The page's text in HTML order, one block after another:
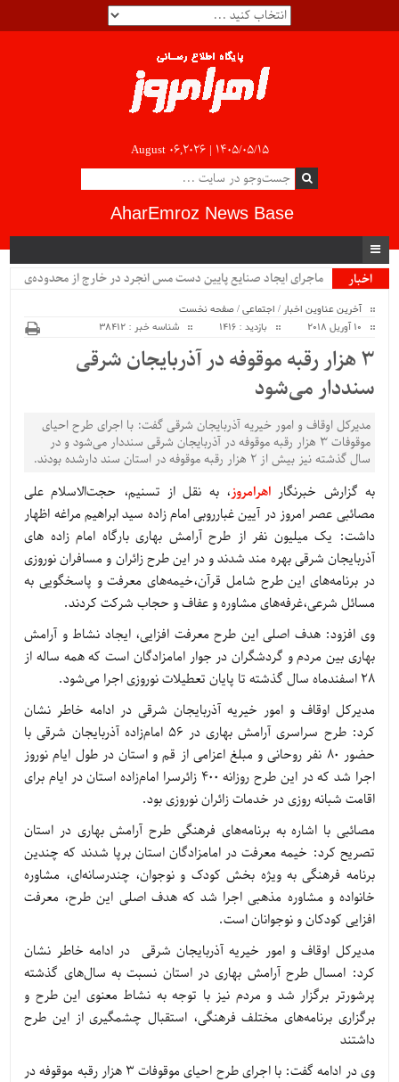
August 06,2026 | ۱۴۰۵/۰۵/۱۵
AharEmroz News Base
اخبار
ماجرای ایجاد صنایع پایین دست مس انجرد در خارج از محدوده‌ی
آخرین عناوین اخبار / اجتماعی/صفحه نخست
بازدید : 1416 شناسه خبر : 38412
۳ هزار رقبه موقوفه در آذربایجان شرقی
سنددار می‌شود
مدیرکل اوقاف و امور خیریه آذربایجان شرقی گفت: با اجرای طرح احیای
موقوفات ۳ هزار رقبه موقوفه در آذربایجان شرقی سنددار می‌شود و در
سال گذشته نیز بیش از ۲ هزار رقبه موقوفه در استان سند دارشده بودند.
به گزارش خبرنگاراهرامروز، به نقل از تسنیم، حجت‌الاسلام علی
مصائبی عصر امروز در آیین غبارروبی امام زاده سید ابراهیم مراغه اظهار
داشت: یک میلیون نفر از طرح آرامش بهاری بارگاه امام زاده های
آذربایجان شرقی بهره مند شدند و در این طرح زائران و مسافران نوروزی
در برنامه‌های این طرح شامل قرآن،خیمه‌های معرفت و پاسخگویی به
مسائل شرعی،غرفه‌های مشاوره و عفاف و حجاب شرکت کردند.
وی افزود: هدف اصلی این طرح معرفت افزایی، ایجاد نشاط و آرامش
بهاری بین مردم و گردشگران در جوار امامزادگان است که همه ساله از
28 اسفندماه سال گذشته تا پایان تعطیلات نوروزی اجرا می‌شود.
مدیرکل اوقاف و امور خیریه آذربایجان شرقی در ادامه خاطر نشان
کرد: طرح سراسری آرامش بهاری در 56 امام‌زاده آذربایجان شرقی با
حضور 80 نفر روحانی و مبلغ اعزامی از قم و استان در طول ایام نوروز
اجرا شد که در این طرح روزانه 400 زائرسرا امام‌زاده استان در ایام برای
اقامت شبانه روزی در خدمات زائران نوروزی بود.
مصائبی با اشاره به برنامه‌های فرهنگی طرح آرامش بهاری در استان
تصریح کرد: خیمه معرفت در امامزادگان استان برپا شدند که چندین
برنامه فرهنگی به ویژه بخش کودک و نوجوان، چندرسانه‌ای، مشاوره
خانواده و مشاوره مذهبی اجرا شد که هدف اصلی این طرح، معرفت
افزایی کودکان و نوجوانان است.
مدیرکل اوقاف و امور خیریه آذربایجان شرقی در ادامه خاطر نشان
کرد: امسال طرح آرامش بهاری در استان نسبت به سال‌های گذشته
پرشورتر برگزار شد و مردم نیز با توجه به نشاط معنوی این طرح و
برگزاری برنامه‌های مختلف فرهنگی، استقبال چشمگیری از این طرح
داشتند
وی در ادامه گفت: با اجرای طرح احیای موقوفات 3 هزار رقبه موقوفه در